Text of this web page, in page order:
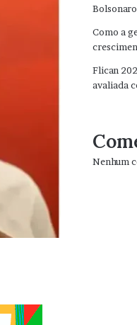
Como a
Flican
avaliada
Nenhum